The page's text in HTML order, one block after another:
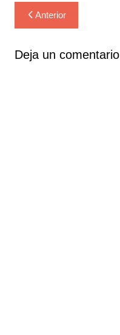
Navegación
de
entradas
Anterior
Deja un comentario